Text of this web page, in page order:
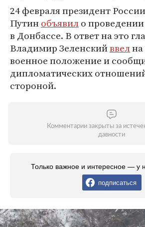
24 февраля президент
Путинобъявило
в Донбассе. В ответ на это
Владимир Зеленскийввелна
военное положение и
дипломатических
стороной.
Комментарии закрыты за
давности
Только важное и интересное — у
подписаться